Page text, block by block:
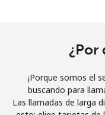
¿Por
¡Porque somos el
buscando para
Las llamadas de larga